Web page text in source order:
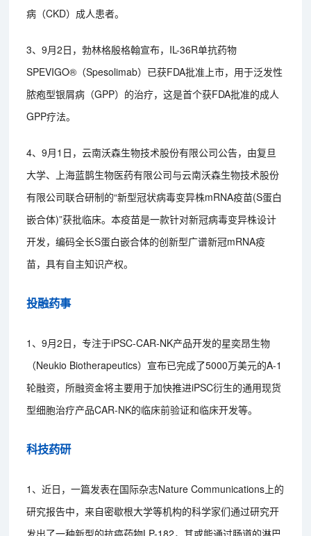
病（CKD）成人患者。
3、9月2日，勃林格殷格翰宣布，IL-36R单抗药物
SPEVIGO®（Spesolimab）已获FDA批准上市，用于泛发性
脓疱型银屑病（GPP）的治疗，这是首个获FDA批准的成人
GPP疗法。
4、9月1日，云南沃森生物技术股份有限公司公告，由复旦
大学、上海蓝鹊生物医药有限公司与云南沃森生物技术股份
有限公司联合研制的“新型冠状病毒变异株mRNA疫苗(S蛋白
嵌合体)”获批临床。本疫苗是一款针对新冠病毒变异株设计
开发，编码全长S蛋白嵌合体的创新型广谱新冠mRNA疫
苗，具有自主知识产权。
投融药事
1、9月2日，专注于iPSC-CAR-NK产品开发的星奕昂生物
（Neukio Biotherapeutics）宣布已完成了5000万美元的A-1
轮融资，所融资金将主要用于加快推进iPSC衍生的通用现货
型细胞治疗产品CAR-NK的临床前验证和临床开发等。
科技药研
1、近日，一篇发表在国际杂志Nature Communications上的
研究报告中，来自密歇根大学等机构的科学家们通过研究开
发出了一种新型的抗癌药物LP-182，其或能通过肠道的淋巴